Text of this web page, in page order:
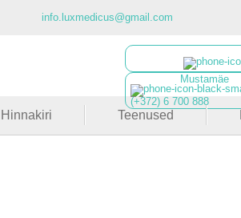
info.luxmedicus@gmail.com
Mustamäe
(+372) 6 700 888
Hinnakiri Teenused